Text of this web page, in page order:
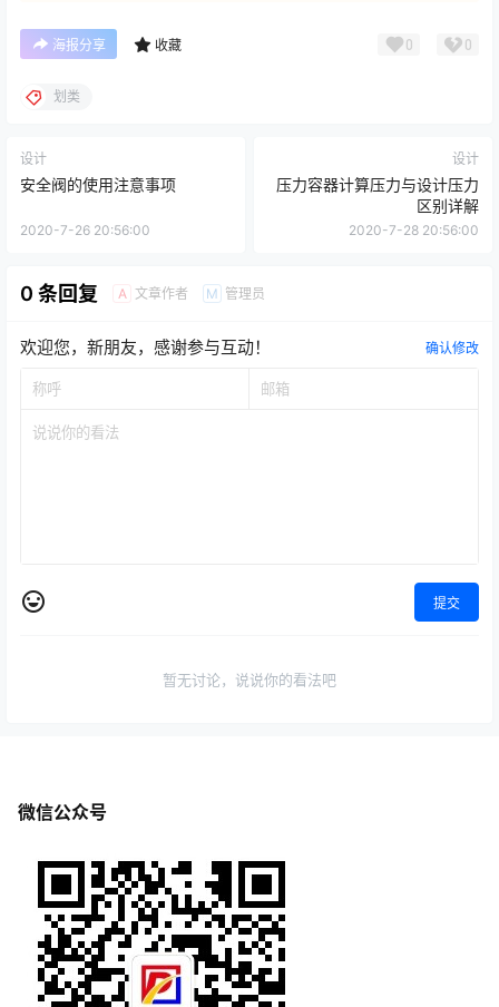
海报分享 收藏 0 0
划类
设计
安全阀的使用注意事项
2020-7-26 20:56:00
设计
压力容器计算压力与设计压力
区别详解
2020-7-28 20:56:00
0 条回复 A 文章作者 M 管理员
欢迎您，新朋友，感谢参与互动！ 确认修改
提交
暂无讨论，说说你的看法吧
微信公众号